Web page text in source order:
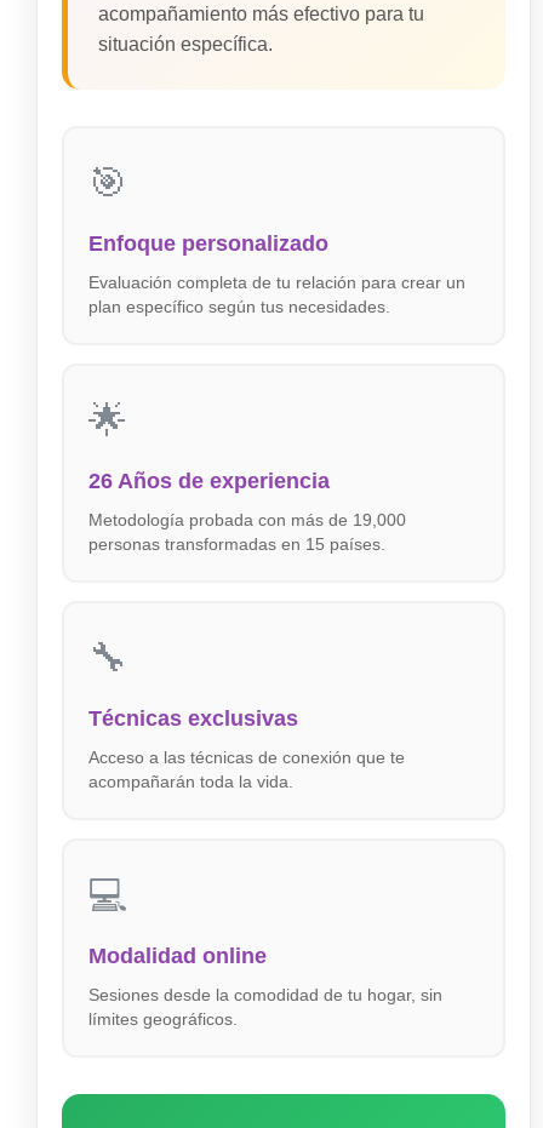
acompañamiento más efectivo para tu
situación específica.
🎯
Enfoque personalizado
Evaluación completa de tu relación para crear un
plan específico según tus necesidades.
🌟
26 Años de experiencia
Metodología probada con más de 19,000
personas transformadas en 15 países.
🔧
Técnicas exclusivas
Acceso a las técnicas de conexión que te
acompañarán toda la vida.
💻
Modalidad online
Sesiones desde la comodidad de tu hogar, sin
límites geográficos.